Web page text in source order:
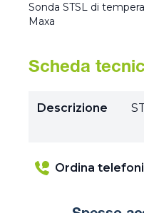
Sonda STSL di
Maxa
Scheda
Descrizione
Ordina